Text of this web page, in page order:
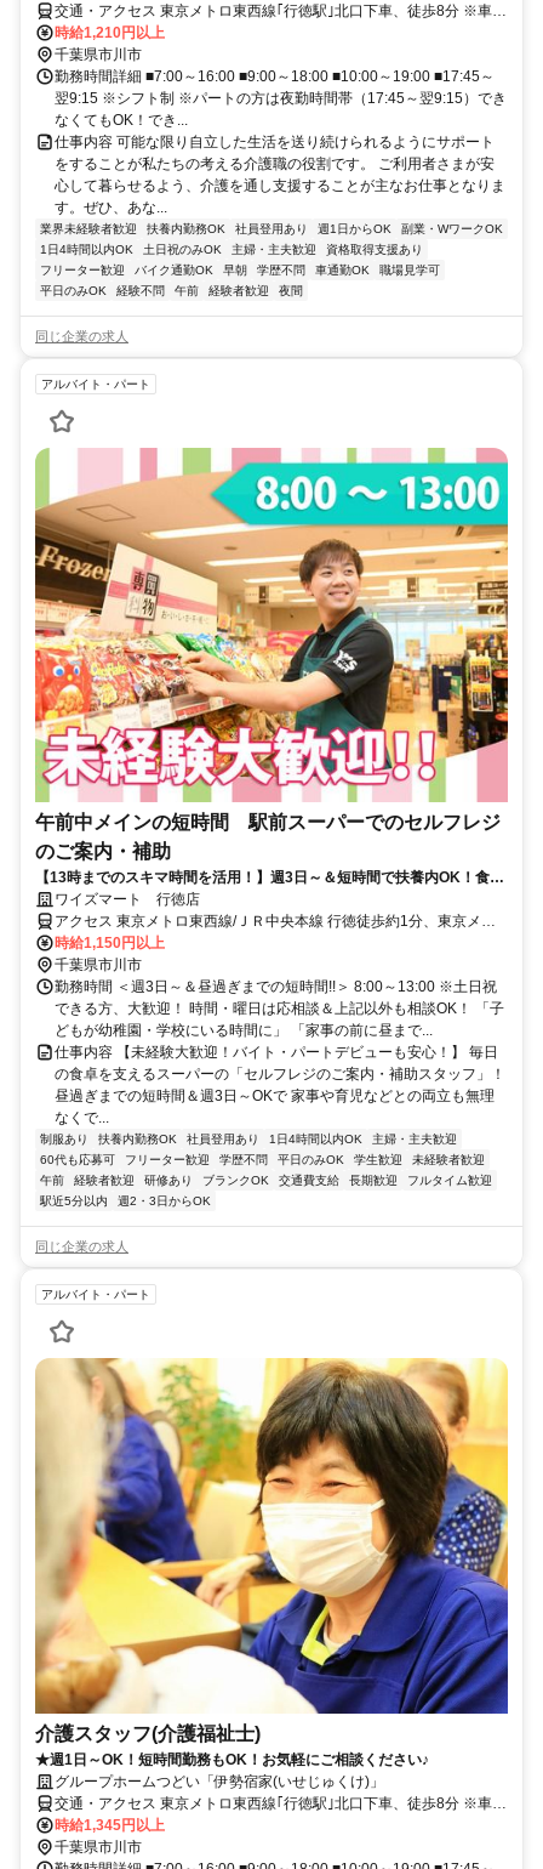
交通・アクセス 東京メトロ東西線｢行徳駅｣北口下車、徒歩8分 ※車･
バイク・自転車通勤OK！
時給1,210円以上
千葉県市川市
勤務時間詳細 ■7:00～16:00 ■9:00～18:00 ■10:00～19:00 ■17:45～
翌9:15 ※シフト制 ※パートの方は夜勤時間帯（17:45～翌9:15）でき
なくてもOK！でき...
仕事内容 可能な限り自立した生活を送り続けられるようにサポート
をすることが私たちの考える介護職の役割です。 ご利用者さまが安
心して暮らせるよう、介護を通し支援することが主なお仕事となりま
す。ぜひ、あな...
業界未経験者歓迎 扶養内勤務OK 社員登用あり 週1日からOK
副業・WワークOK
1日4時間以内OK
土日祝のみOK 主婦・主夫歓迎
資格取得支援あり
フリーター歓迎
バイク通勤OK 早朝 学歴不問 車通勤OK
職場見学可
平日のみOK
経験不問 午前 経験者歓迎 夜間
同じ企業の求人
アルバイト・パート
午前中メインの短時間 駅前スーパーでのセルフレジ
のご案内・補助
【13時までのスキマ時間を活用！】週3日～＆短時間で扶養内OK！食費
も助かる従業員割引あり
ワイズマート 行徳店
アクセス 東京メトロ東西線/ＪＲ中央本線 行徳徒歩約1分、東京メト
ロ東西線/ＪＲ中央本線 妙典南口徒歩約18分、東京メトロ東西線/ＪＲ
中央本線 南行徳北口徒歩約21分 東西線「行徳駅」目の前！
時給1,150円以上
千葉県市川市
勤務時間 ＜週3日～＆昼過ぎまでの短時間!!＞ 8:00～13:00 ※土日祝
できる方、大歓迎！ 時間・曜日は応相談＆上記以外も相談OK！ 「子
どもが幼稚園・学校にいる時間に」 「家事の前に昼まで...
仕事内容 【未経験大歓迎！バイト・パートデビューも安心！】 毎日
の食卓を支えるスーパーの「セルフレジのご案内・補助スタッフ」！
昼過ぎまでの短時間＆週3日～OKで 家事や育児などとの両立も無理
なくで...
制服あり 扶養内勤務OK 社員登用あり 1日4時間以内OK
主婦・主夫歓迎
60代も応募可
フリーター歓迎 学歴不問 平日のみOK 学生歓迎
未経験者歓迎
午前
経験者歓迎 研修あり ブランクOK 交通費支給 長期歓迎
フルタイム歓迎
駅近5分以内
週2・3日からOK
同じ企業の求人
アルバイト・パート
介護スタッフ(介護福祉士)
★週1日～OK！短時間勤務もOK！お気軽にご相談ください♪
グループホームつどい「伊勢宿家(いせじゅくけ)」
交通・アクセス 東京メトロ東西線｢行徳駅｣北口下車、徒歩8分 ※車･
バイク・自転車通勤OK！
時給1,345円以上
千葉県市川市